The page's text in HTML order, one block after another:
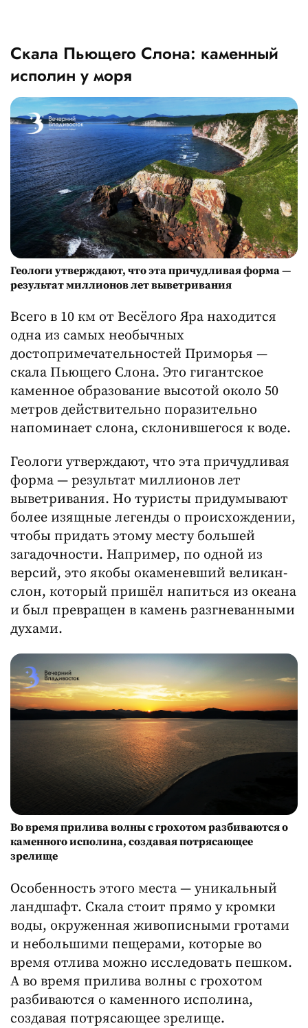
Скала Пьющего Слона: каменный
исполин у моря
Геологи утверждают, что эта причудливая форма —
результат миллионов лет выветривания
Всего в 10 км от Весёлого Яра находится
одна из самых необычных
достопримечательностей Приморья —
скала Пьющего Слона. Это гигантское
каменное образование высотой около 50
метров действительно поразительно
напоминает слона, склонившегося к воде.
Геологи утверждают, что эта причудливая
форма — результат миллионов лет
выветривания. Но туристы придумывают
более изящные легенды о происхождении,
чтобы придать этому месту большей
загадочности. Например, по одной из
версий, это якобы окаменевший великан-
слон, который пришёл напиться из океана
и был превращен в камень разгневанными
духами.
Во время прилива волны с грохотом разбиваются о
каменного исполина, создавая потрясающее
зрелище
Особенность этого места — уникальный
ландшафт. Скала стоит прямо у кромки
воды, окруженная живописными гротами
и небольшими пещерами, которые во
время отлива можно исследовать пешком.
А во время прилива волны с грохотом
разбиваются о каменного исполина,
создавая потрясающее зрелище.